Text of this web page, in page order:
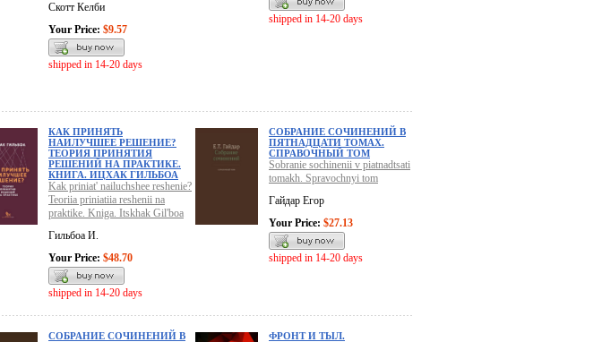
Скотт Келби
Your Price: $9.57
shipped in 14-20 days
shipped in 14-20 days
КАК ПРИНЯТЬ
НАИЛУЧШЕЕ РЕШЕНИЕ?
ТЕОРИЯ ПРИНЯТИЯ
РЕШЕНИЙ НА ПРАКТИКЕ.
КНИГА. ИЦХАК ГИЛЬБОА
Kak priniat' nailuchshee reshenie?
Teoriia priniatiia reshenii na
praktike. Kniga. Itskhak Gil'boa
Гильбоа И.
Your Price: $48.70
shipped in 14-20 days
СОБРАНИЕ СОЧИНЕНИЙ В
ПЯТНАДЦАТИ ТОМАХ.
СПРАВОЧНЫЙ ТОМ
Sobranie sochinenii v piatnadtsati
tomakh. Spravochnyi tom
Гайдар Егор
Your Price: $27.13
shipped in 14-20 days
СОБРАНИЕ СОЧИНЕНИЙ В
ФРОНТ И ТЫЛ.